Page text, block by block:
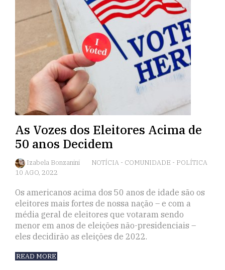
As Vozes dos Eleitores Acima de
50 anos Decidem
Izabela Bonzanini NOTÍCIA - COMUNIDADE - POLÍTICA
10 AGO, 2022
Os americanos acima dos 50 anos de idade são os
eleitores mais fortes de nossa nação – e com a
média geral de eleitores que votaram sendo
menor em anos de eleições não-presidenciais –
eles decidirão as eleições de 2022.
READ MORE